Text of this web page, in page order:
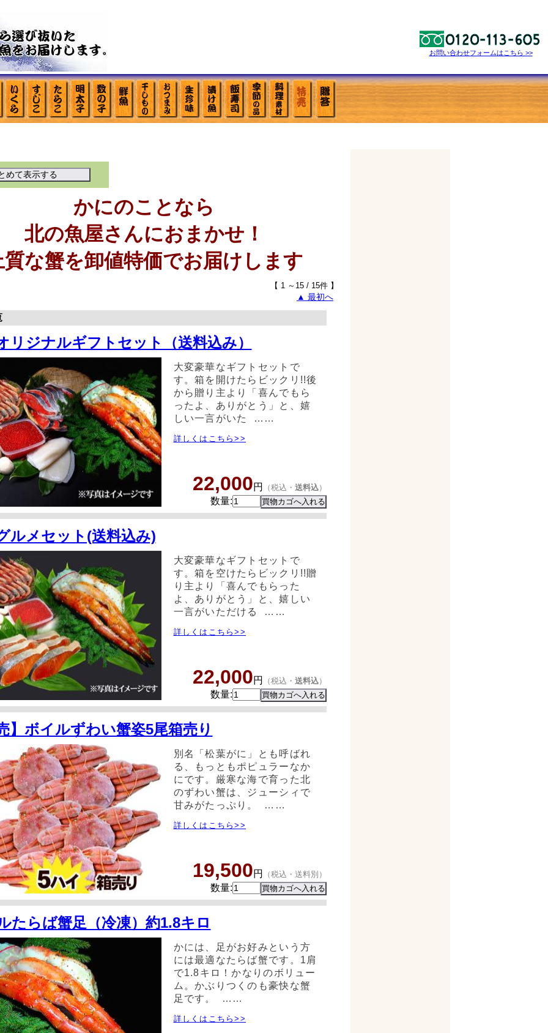
お問い合わせフォームはこちら >>
かにのことなら
北の魚屋さんにおまかせ！
質な蟹を卸値特価でお届けします
【 1 ～15 / 15件 】
▲ 最初へ
リジナルギフトセット（送料込み）
大変豪華なギフトセットで
す。箱を開けたらビックリ!!後
から贈り主より「喜んでもら
ったよ、ありがとう」と、嬉
しい一言がいた ……
詳しくはこちら>>
22,000円 （税込・ 送料込）
数量:
ルメセット(送料込み)
大変豪華なギフトセットで
す。箱を空けたらビックリ!!贈
り主より「喜んでもらった
よ、ありがとう」と、嬉しい
一言がいただける ……
詳しくはこちら>>
22,000円 （税込・ 送料込）
数量:
】ボイルずわい蟹姿5尾箱売り
別名「松葉がに」とも呼ばれ
る、もっともポピュラーなか
にです。厳寒な海で育った北
のずわい蟹は、ジューシィで
甘みがたっぷり。 ……
詳しくはこちら>>
19,500円 （税込・送料別）
数量:
たらば蟹足（冷凍）約1.8キロ
かには、足がお好みという方
には最適なたらば蟹です。1肩
で1.8キロ！かなりのボリュー
ム。かぶりつくのも豪快な蟹
足です。 ……
詳しくはこちら>>